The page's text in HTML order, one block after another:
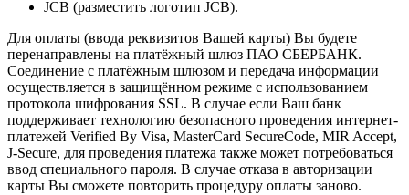
JCB (разместить логотип JCB).
Для оплаты (ввода реквизитов Вашей карты) Вы будете
перенаправлены на платёжный шлюз ПАО СБЕРБАНК.
Соединение с платёжным шлюзом и передача информации
осуществляется в защищённом режиме с использованием
протокола шифрования SSL. В случае если Ваш банк
поддерживает технологию безопасного проведения интернет-
платежей Verified By Visa, MasterCard SecureCode, MIR Accept,
J-Secure, для проведения платежа также может потребоваться
ввод специального пароля. В случае отказа в авторизации
карты Вы сможете повторить процедуру оплаты заново.